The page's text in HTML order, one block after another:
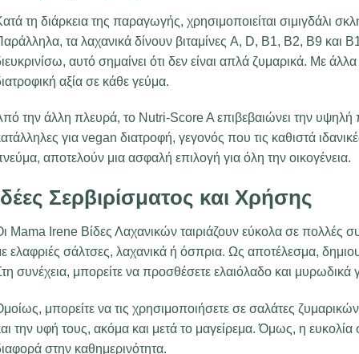
τη διάρκεια της παραγωγής, χρησιμοποιείται σιμιγδάλι
τα λαχανικά δίνουν βιταμίνες A, D, B1, B2, B9 και
αυτό σημαίνει ότι δεν είναι απλά ζυμαρικά. Με
αξία σε κάθε γεύμα.
την άλλη πλευρά, το Nutri-Score A επιβεβαιώνει την υψηλή
για vegan διατροφή, γεγονός που τις καθιστά
αποτελούν μια ασφαλή επιλογή για όλη την οικογένεια.
Σερβιρίσματος και Χρήσης
Mama Irene Βίδες Λαχανικών ταιριάζουν εύκολα σε πολλές
ελαφριές σάλτσες, λαχανικά ή όσπρια. Ως αποτέλεσμα,
συνέχεια, μπορείτε να προσθέσετε ελαιόλαδο και
μπορείτε να τις χρησιμοποιήσετε σε σαλάτες
την υφή τους, ακόμα και μετά το μαγείρεμα. Όμως, η
στην καθημερινότητα.